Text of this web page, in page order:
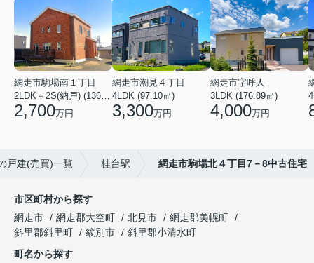
網走市駒場南１丁目
2LDK＋2S(納戸) (136.46㎡)
2,700万円
網走市潮見４丁目
4LDK (97.10㎡)
3,300万円
網走市字呼人
3LDK (176.89㎡)
4,000万円
戸建(売買)一覧 桂台駅 網走市駒場北４丁目7－8中古住宅
市区町村から探す
網走市
網走郡大空町 北見市
網走郡美幌町
斜里郡斜里町
紋別市
斜里郡小清水町
町名から探す